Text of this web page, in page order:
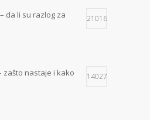
da li su razlog za
21016
zašto nastaje i kako
14027